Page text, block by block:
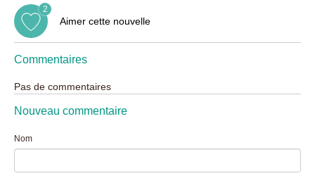
Aimer cette nouvelle
2
Commentaires
Pas de commentaires
Nouveau commentaire
Nom